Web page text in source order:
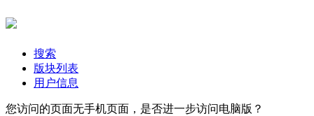
搜索
版块列表
用户信息
您访问的页面无手机页面，是否进一步访问电脑版？